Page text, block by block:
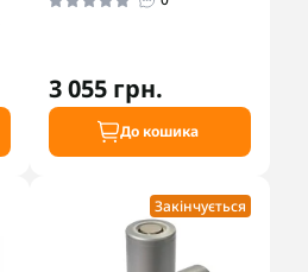
3 055 грн.
До кошика
Закінчується